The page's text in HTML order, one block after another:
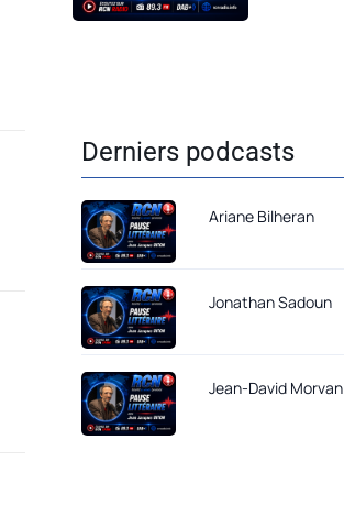
Derniers podcasts
Ariane Bilheran
Jonathan Sadoun
Jean-David Morvan